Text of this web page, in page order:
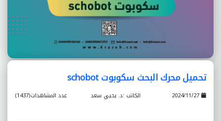
تحميل محرك البحث سكوبوت schobot
عدد المشاهدات(1437) الكاتب :د. يحيي سعد